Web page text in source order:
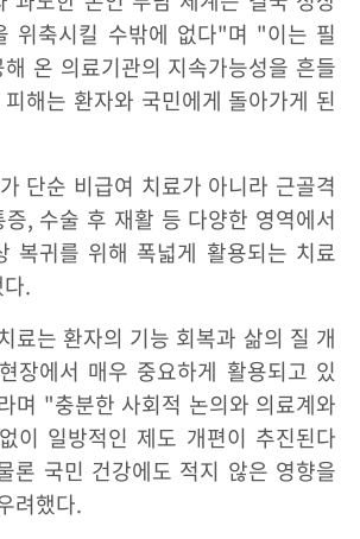
위축시킬 수밖에 없다"며 "이는 필
온 의료기관의 지속가능성을 흔들
해는 환자와 국민에게 돌아가게 된
단순 비급여 치료가 아니라 근골격
, 수술 후 재활 등 다양한 영역에서
복귀를 위해 폭넓게 활용되는 치료
.
료는 환자의 기능 회복과 삶의 질 개
장에서 매우 중요하게 활용되고 있
며 "충분한 사회적 논의와 의료계와
이 일방적인 제도 개편이 추진된다
론 국민 건강에도 적지 않은 영향을
려했다.